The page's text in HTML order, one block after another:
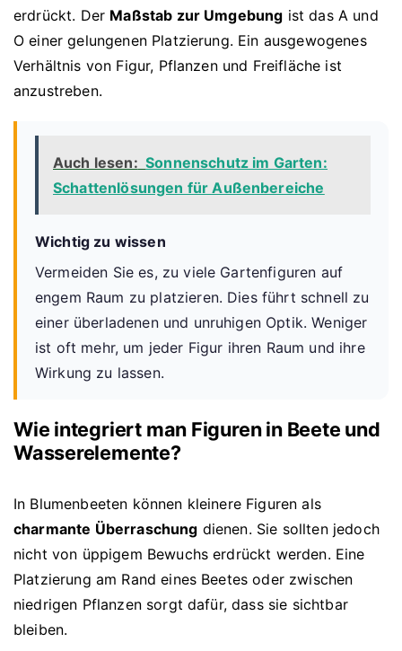
erdrückt. Der Maßstab zur Umgebung ist das A und
O einer gelungenen Platzierung. Ein ausgewogenes
Verhältnis von Figur, Pflanzen und Freifläche ist
anzustreben.
Auch lesen: Sonnenschutz im Garten:
Schattenlösungen für Außenbereiche
Wichtig zu wissen
Vermeiden Sie es, zu viele Gartenfiguren auf
engem Raum zu platzieren. Dies führt schnell zu
einer überladenen und unruhigen Optik. Weniger
ist oft mehr, um jeder Figur ihren Raum und ihre
Wirkung zu lassen.
Wie integriert man Figuren in Beete und
Wasserelemente?
In Blumenbeeten können kleinere Figuren als
charmante Überraschung dienen. Sie sollten jedoch
nicht von üppigem Bewuchs erdrückt werden. Eine
Platzierung am Rand eines Beetes oder zwischen
niedrigen Pflanzen sorgt dafür, dass sie sichtbar
bleiben.